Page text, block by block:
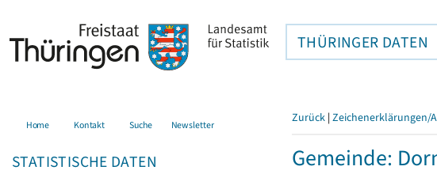
THÜRINGER DATEN
Home Kontakt Suche Newsletter
STATISTISCHE DATEN
Zurück | Zeichenerklärungen/
Gemeinde: